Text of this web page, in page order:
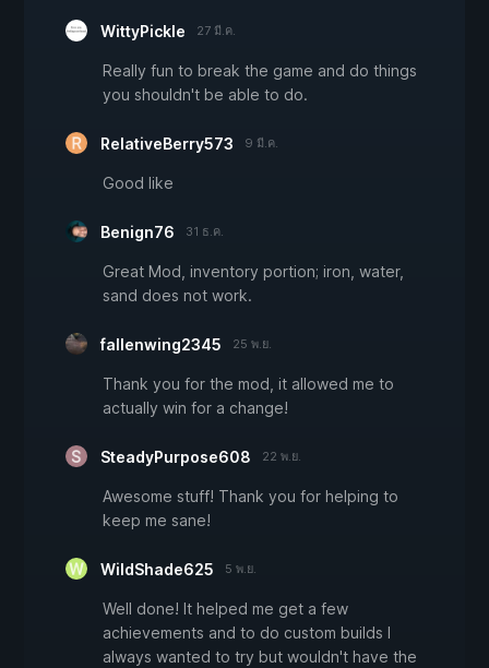
WittyPickle 27 มี.ค.
Really fun to break the game and do things
you shouldn't be able to do.
RelativeBerry573 9 มี.ค.
Good like
Benign76 31 ธ.ค.
Great Mod, inventory portion; iron, water,
sand does not work.
fallenwing2345 25 พ.ย.
Thank you for the mod, it allowed me to
actually win for a change!
SteadyPurpose608 22 พ.ย.
Awesome stuff! Thank you for helping to
keep me sane!
WildShade625 5 พ.ย.
Well done! It helped me get a few
achievements and to do custom builds I
always wanted to try but wouldn't have the